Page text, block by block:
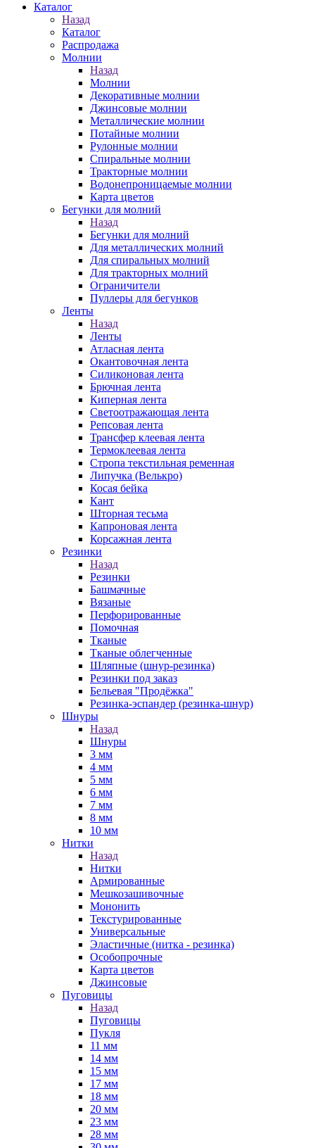
Каталог
Назад
Каталог
Распродажа
Молнии
Назад
Молнии
Декоративные молнии
Джинсовые молнии
Металлические молнии
Потайные молнии
Рулонные молнии
Спиральные молнии
Тракторные молнии
Водонепроницаемые молнии
Карта цветов
Бегунки для молний
Назад
Бегунки для молний
Для металлических молний
Для спиральных молний
Для тракторных молний
Ограничители
Пуллеры для бегунков
Ленты
Назад
Ленты
Атласная лента
Окантовочная лента
Силиконовая лента
Брючная лента
Киперная лента
Светоотражающая лента
Репсовая лента
Трансфер клеевая лента
Термоклеевая лента
Стропа текстильная ременная
Липучка (Велькро)
Косая бейка
Кант
Шторная тесьма
Капроновая лента
Корсажная лента
Резинки
Назад
Резинки
Башмачные
Вязаные
Перфорированные
Помочная
Тканые
Тканые облегченные
Шляпные (шнур-резинка)
Резинки под заказ
Бельевая "Продёжка"
Резинка-эспандер (резинка-шнур)
Шнуры
Назад
Шнуры
3 мм
4 мм
5 мм
6 мм
7 мм
8 мм
10 мм
Нитки
Назад
Нитки
Армированные
Мешкозашивочные
Мононить
Текстурированные
Универсальные
Эластичные (нитка - резинка)
Особопрочные
Карта цветов
Джинсовые
Пуговицы
Назад
Пуговицы
Пукля
11 мм
14 мм
15 мм
17 мм
18 мм
20 мм
23 мм
28 мм